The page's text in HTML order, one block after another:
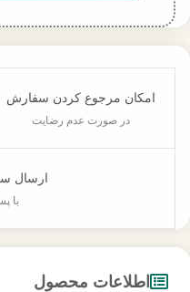
امکان مرجوع کردن سفارش
در صورت عدم رضایت
ارسال
با
اطلاعات محصول